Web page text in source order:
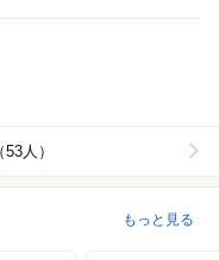
人）
もっと見る